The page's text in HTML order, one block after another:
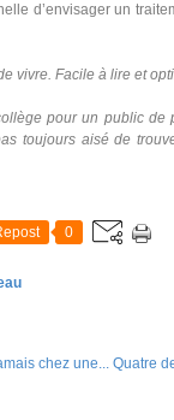
d’envisager un
vivre. Facile à lire et
pour un public de
toujours aisé de
0
chez une... Quatre